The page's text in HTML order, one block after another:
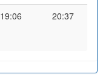
19:06 20:37